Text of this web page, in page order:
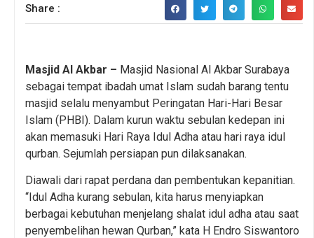
Share :
Masjid Al Akbar – Masjid Nasional Al Akbar Surabaya
sebagai tempat ibadah umat Islam sudah barang tentu
masjid selalu menyambut Peringatan Hari-Hari Besar
Islam (PHBI). Dalam kurun waktu sebulan kedepan ini
akan memasuki Hari Raya Idul Adha atau hari raya idul
qurban. Sejumlah persiapan pun dilaksanakan.
Diawali dari rapat perdana dan pembentukan kepanitian.
“Idul Adha kurang sebulan, kita harus menyiapkan
berbagai kebutuhan menjelang shalat idul adha atau saat
penyembelihan hewan Qurban,” kata H Endro Siswantoro